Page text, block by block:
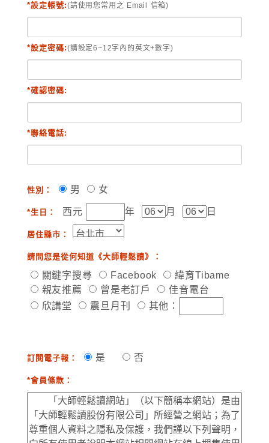
*設定帳號:(請使用您常用之 Email 信箱)
*設定密碼:(請設定6~12字內的英文+數字)
*確認密碼:
*聯絡電話:
性別： 男 女
*生日： 西元 年 月 日
居住縣市：
請問您是從何知道《大師輕鬆讀》：
關鍵字搜尋 Facebook
緯育Tibame
親友推薦
曾是老訂戶
佳音電台
欣講堂
震旦月刊 其他：
訂閱電子報： 是 否
*會員條款：